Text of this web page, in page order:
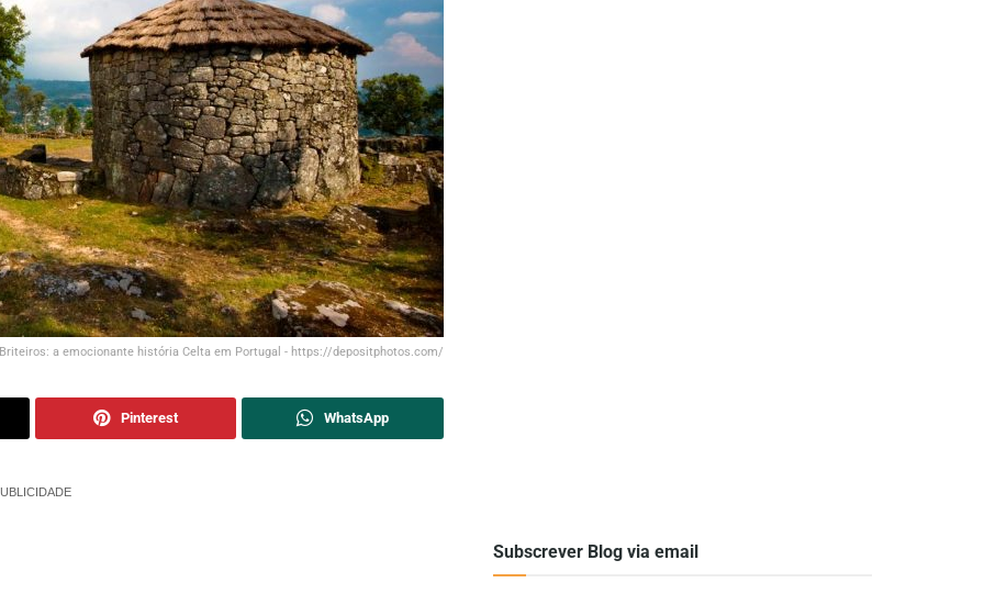
a emocionante história Celta em Portugal - https://depositphotos.com/
Pinterest WhatsApp
Subscrever Blog via email